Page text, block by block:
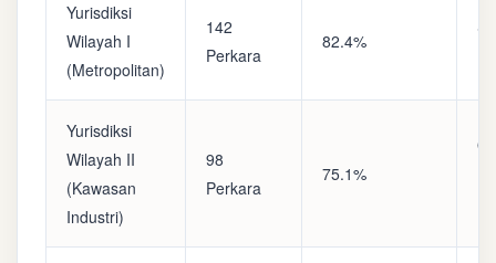
Yurisdiksi
Wilayah I
(Metropolitan)
142
Perkara
82.4%
Yurisdiksi
Wilayah II
(Kawasan
Industri)
98
Perkara
75.1%